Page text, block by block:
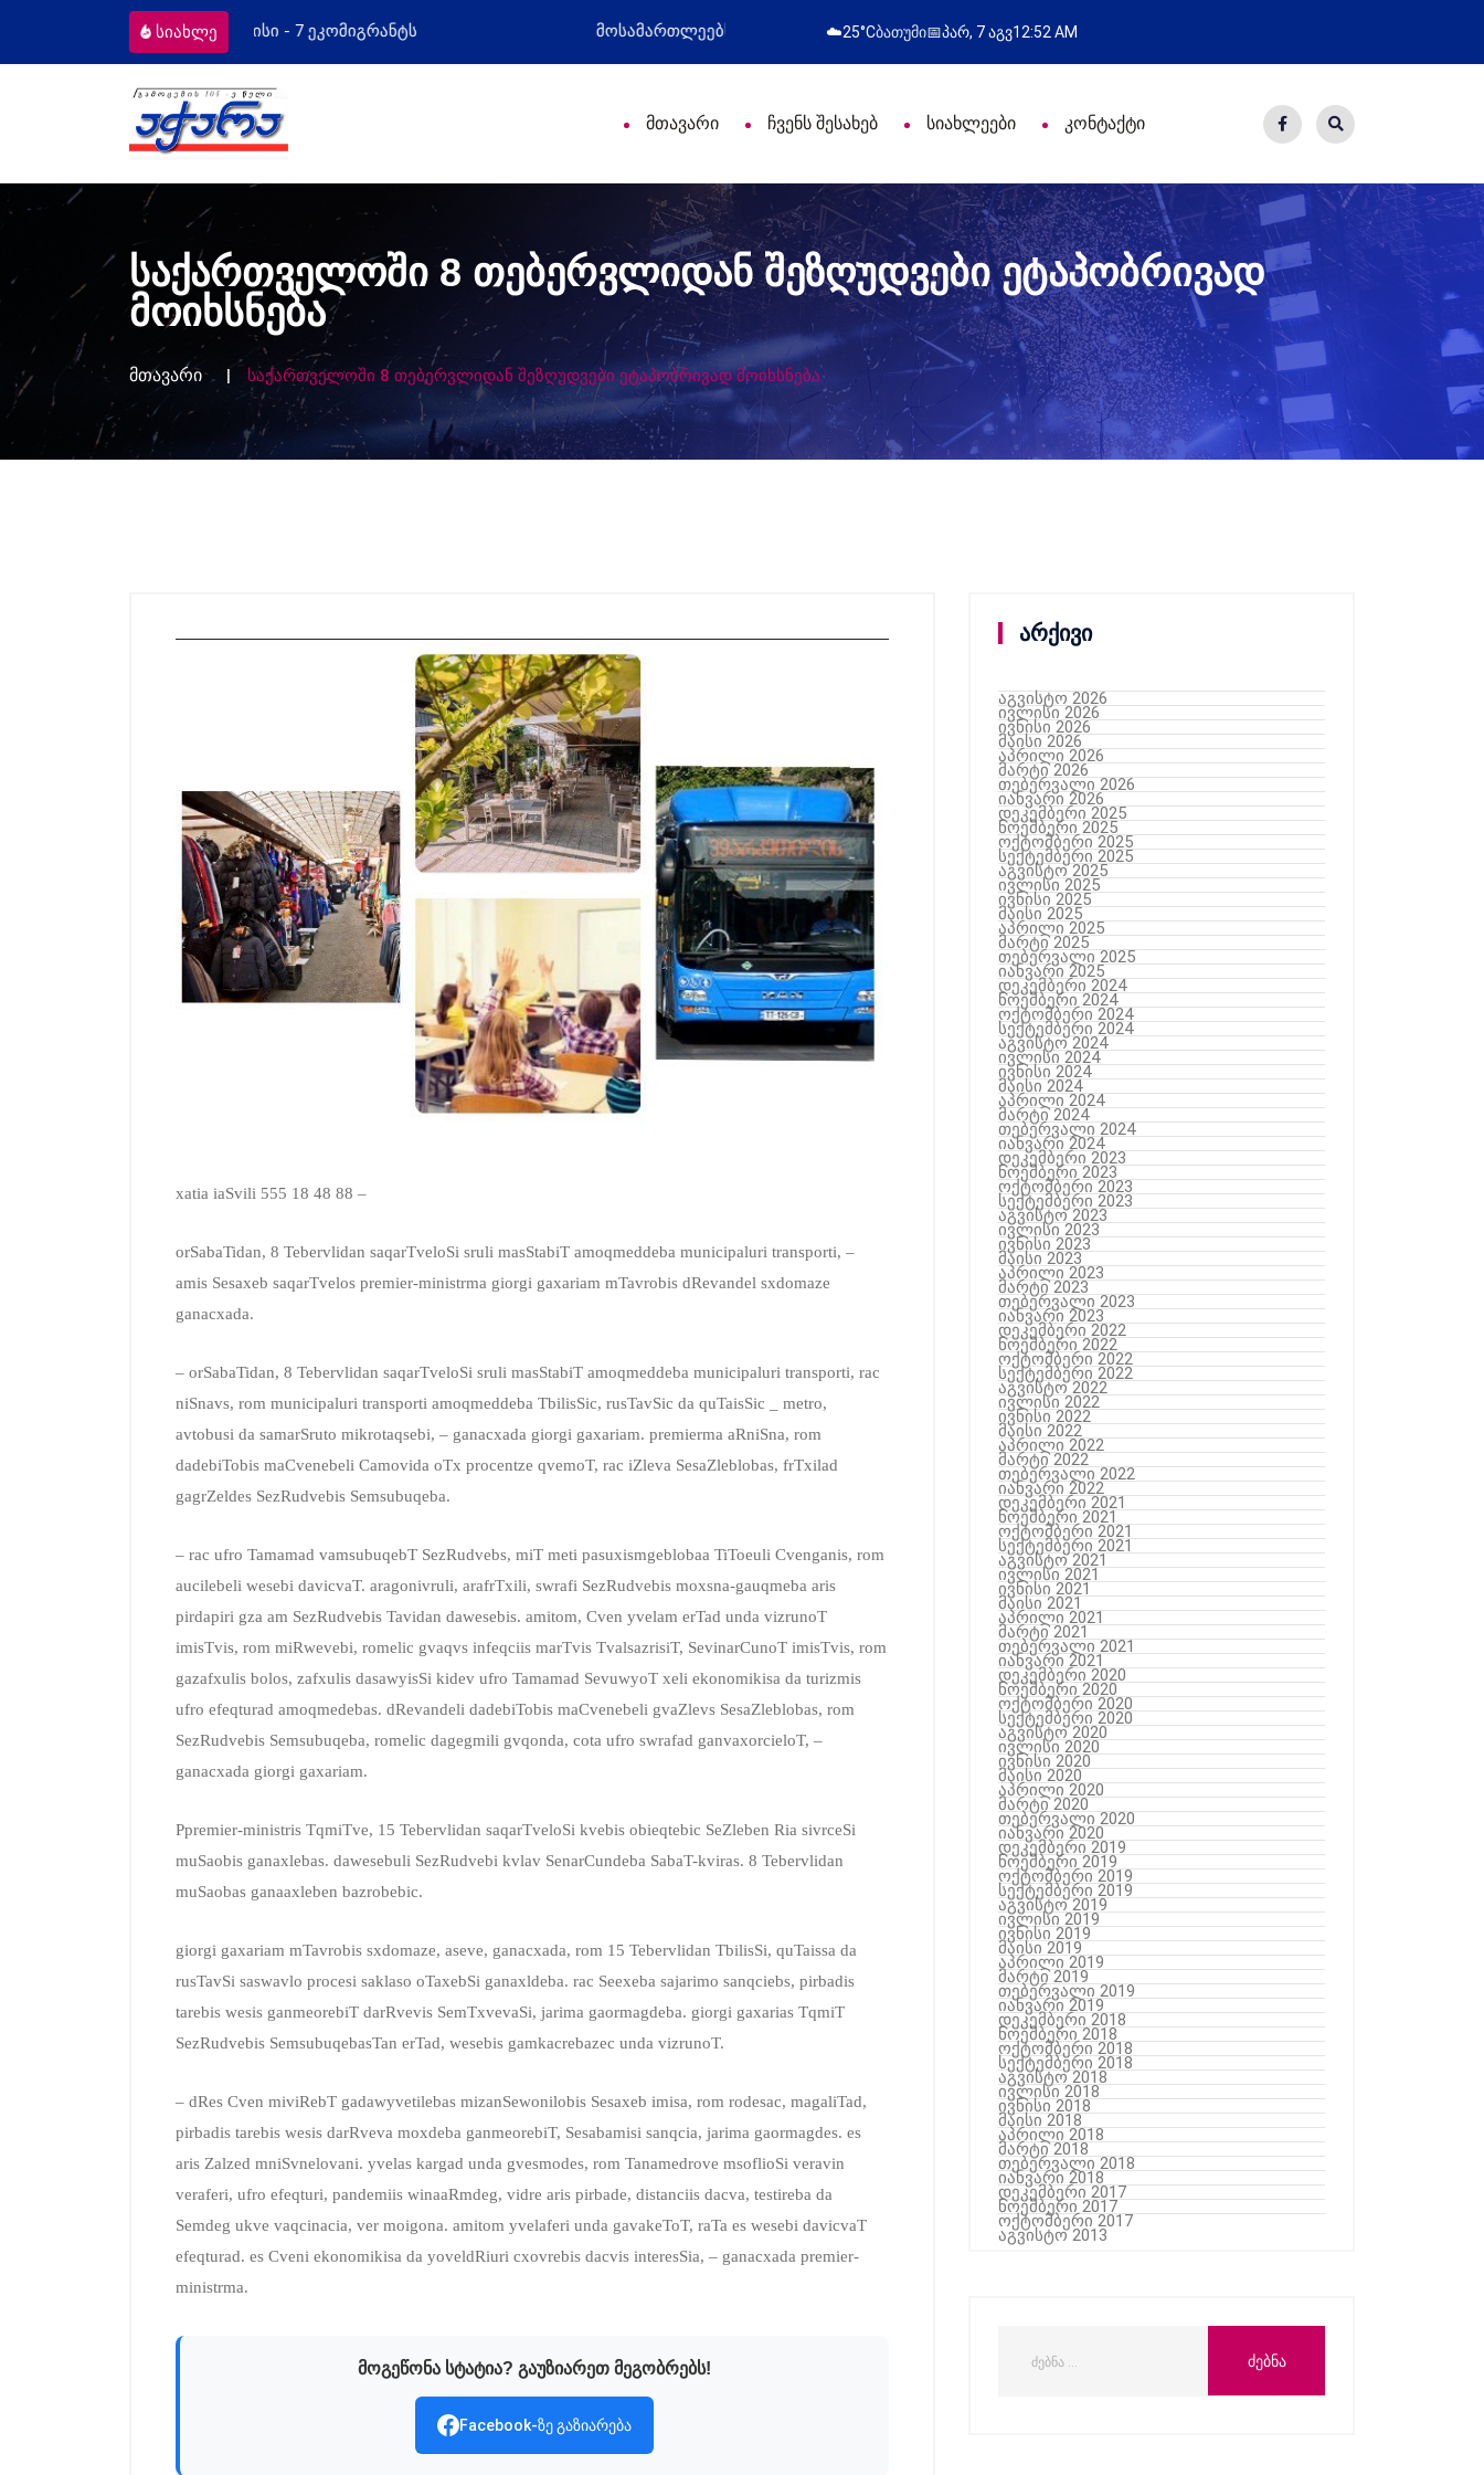
სიახლე მოსამართლეებს პროფესიული დღე მიულოცა წარმატებული გამოსვლა
☁️25°Cბათუმი📅პარ, 7 აგვ12:52 AM
მთავარი ჩვენს შესახებ სიახლეები კონტაქტი
საქართველოში 8 თებერვლიდან შეზღუდვები ეტაპობრივად
მოიხსნება
მთავარი საქართველოში 8 თებერვლიდან შეზღუდვები ეტაპობრივად მოიხსნება
xatia iaSvili 555 18 48 88 –
orSabaTidan, 8 Tebervlidan saqarTveloSi sruli masStabiT amoqmeddeba municipaluri transporti, –
amis Sesaxeb saqarTvelos premier-ministrma giorgi gaxariam mTavrobis dRevandel sxdomaze
ganacxada.
– orSabaTidan, 8 Tebervlidan saqarTveloSi sruli masStabiT amoqmeddeba municipaluri transporti, rac
niSnavs, rom municipaluri transporti amoqmeddeba TbilisSic, rusTavSic da quTaisSic _ metro,
avtobusi da samarSruto mikrotaqsebi, – ganacxada giorgi gaxariam. premierma aRniSna, rom
dadebiTobis maCvenebeli Camovida oTx procentze qvemoT, rac iZleva SesaZleblobas, frTxilad
gagrZeldes SezRudvebis Semsubuqeba.
– rac ufro Tamamad vamsubuqebT SezRudvebs, miT meti pasuxismgeblobaa TiToeuli Cvenganis, rom
aucilebeli wesebi davicvaT. aragonivruli, arafrTxili, swrafi SezRudvebis moxsna-gauqmeba aris
pirdapiri gza am SezRudvebis Tavidan dawesebis. amitom, Cven yvelam erTad unda vizrunoT
imisTvis, rom miRwevebi, romelic gvaqvs infeqciis marTvis TvalsazrisiT, SevinarCunoT imisTvis, rom
gazafxulis bolos, zafxulis dasawyisSi kidev ufro Tamamad SevuwyoT xeli ekonomikisa da turizmis
ufro efeqturad amoqmedebas. dRevandeli dadebiTobis maCvenebeli gvaZlevs SesaZleblobas, rom
SezRudvebis Semsubuqeba, romelic dagegmili gvqonda, cota ufro swrafad ganvaxorcieloT, –
ganacxada giorgi gaxariam.
Ppremier-ministris TqmiTve, 15 Tebervlidan saqarTveloSi kvebis obieqtebic SeZleben Ria sivrceSi
muSaobis ganaxlebas. dawesebuli SezRudvebi kvlav SenarCundeba SabaT-kviras. 8 Tebervlidan
muSaobas ganaaxleben bazrobebic.
giorgi gaxariam mTavrobis sxdomaze, aseve, ganacxada, rom 15 Tebervlidan TbilisSi, quTaissa da
rusTavSi saswavlo procesi saklaso oTaxebSi ganaxldeba. rac Seexeba sajarimo sanqciebs, pirbadis
tarebis wesis ganmeorebiT darRvevis SemTxvevaSi, jarima gaormagdeba. giorgi gaxarias TqmiT
SezRudvebis SemsubuqebasTan erTad, wesebis gamkacrebazec unda vizrunoT.
– dRes Cven miviRebT gadawyvetilebas mizanSewonilobis Sesaxeb imisa, rom rodesac, magaliTad,
pirbadis tarebis wesis darRveva moxdeba ganmeorebiT, Sesabamisi sanqcia, jarima gaormagdes. es
aris Zalzed mniSvnelovani. yvelas kargad unda gvesmodes, rom Tanamedrove msoflioSi veravin
veraferi, ufro efeqturi, pandemiis winaaRmdeg, vidre aris pirbade, distanciis dacva, testireba da
Semdeg ukve vaqcinacia, ver moigona. amitom yvelaferi unda gavakeToT, raTa es wesebi davicvaT
efeqturad. es Cveni ekonomikisa da yoveldRiuri cxovrebis dacvis interesSia, – ganacxada premier-
ministrma.
მოგეწონა სტატია? გაუზიარეთ მეგობრებს!
Facebook-ზე გაზიარება
არქივი
აგვისტო 2026
ივლისი 2026
ივნისი 2026
მაისი 2026
აპრილი 2026
მარტი 2026
თებერვალი 2026
იანვარი 2026
დეკემბერი 2025
ნოემბერი 2025
ოქტომბერი 2025
სექტემბერი 2025
აგვისტო 2025
ივლისი 2025
ივნისი 2025
მაისი 2025
აპრილი 2025
მარტი 2025
თებერვალი 2025
იანვარი 2025
დეკემბერი 2024
ნოემბერი 2024
ოქტომბერი 2024
სექტემბერი 2024
აგვისტო 2024
ივლისი 2024
ივნისი 2024
მაისი 2024
აპრილი 2024
მარტი 2024
თებერვალი 2024
იანვარი 2024
დეკემბერი 2023
ნოემბერი 2023
ოქტომბერი 2023
სექტემბერი 2023
აგვისტო 2023
ივლისი 2023
ივნისი 2023
მაისი 2023
აპრილი 2023
მარტი 2023
თებერვალი 2023
იანვარი 2023
დეკემბერი 2022
ნოემბერი 2022
ოქტომბერი 2022
სექტემბერი 2022
აგვისტო 2022
ივლისი 2022
ივნისი 2022
მაისი 2022
აპრილი 2022
მარტი 2022
თებერვალი 2022
იანვარი 2022
დეკემბერი 2021
ნოემბერი 2021
ოქტომბერი 2021
სექტემბერი 2021
აგვისტო 2021
ივლისი 2021
ივნისი 2021
მაისი 2021
აპრილი 2021
მარტი 2021
თებერვალი 2021
იანვარი 2021
დეკემბერი 2020
ნოემბერი 2020
ოქტომბერი 2020
სექტემბერი 2020
აგვისტო 2020
ივლისი 2020
ივნისი 2020
მაისი 2020
აპრილი 2020
მარტი 2020
თებერვალი 2020
იანვარი 2020
დეკემბერი 2019
ნოემბერი 2019
ოქტომბერი 2019
სექტემბერი 2019
აგვისტო 2019
ივლისი 2019
ივნისი 2019
მაისი 2019
აპრილი 2019
მარტი 2019
თებერვალი 2019
იანვარი 2019
დეკემბერი 2018
ნოემბერი 2018
ოქტომბერი 2018
სექტემბერი 2018
აგვისტო 2018
ივლისი 2018
ივნისი 2018
მაისი 2018
აპრილი 2018
მარტი 2018
თებერვალი 2018
იანვარი 2018
დეკემბერი 2017
ნოემბერი 2017
ოქტომბერი 2017
აგვისტო 2013